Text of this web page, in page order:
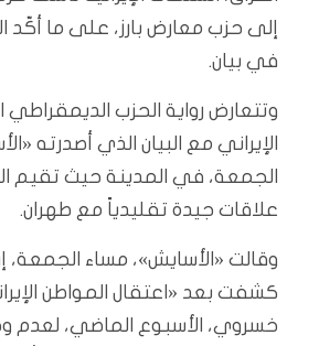
إلى حزب معارض بارز، على ما أكّد
في بيان.
وتتعارض رواية الحزب الديمقراطي
الإيراني مع البيان الذي أصدرته
الجمعة، في المدينة حيث تقيم
علاقات جيدة تقليدياً مع طهران.
وقالت «الأسايش»، مساء الجمعة،
كشفت بعد «اعتقال المواطن
خسروي، الأسبوع الماضي، لعدم